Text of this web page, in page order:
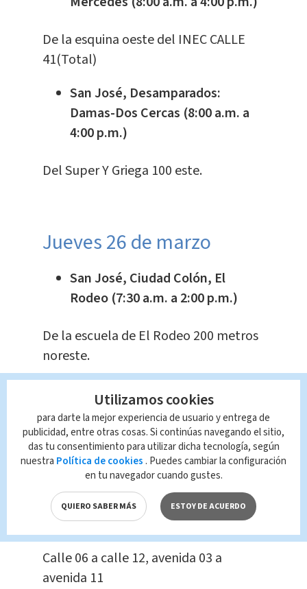
De la esquina oeste del INEC CALLE
41(Total)
San José, Desamparados:
Damas-Dos Cercas (8:00 a.m. a
4:00 p.m.)
Del Super Y Griega 100 este.
Jueves 26 de marzo
San José, Ciudad Colón, El
Rodeo (7:30 a.m. a 2:00 p.m.)
De la escuela de El Rodeo 200 metros
noreste.
San José, Escazú, San Rafael
(8:00 a.m. a 4:00 p.m.)
De la venta de Autos Volvo hasta 500m
al Este
San José, Central, Merced (8:00
a.m. a 3:00 p.m.)
Calle 06 a calle 12, avenida 03 a
avenida 11
Utilizamos cookies
para darte la mejor experiencia de usuario y entrega de
publicidad, entre otras cosas. Si continúas navegando el sitio,
das tu consentimiento para utilizar dicha tecnología, según
nuestra Política de cookies . Puedes cambiar la configuración
en tu navegador cuando gustes.
QUIERO SABER MÁS ESTOY DE ACUERDO